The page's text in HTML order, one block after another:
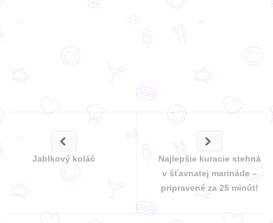
Jablkový koláč
Najlepšie kuracie stehná
v šťavnatej marináde –
pripravené za 25 minút!